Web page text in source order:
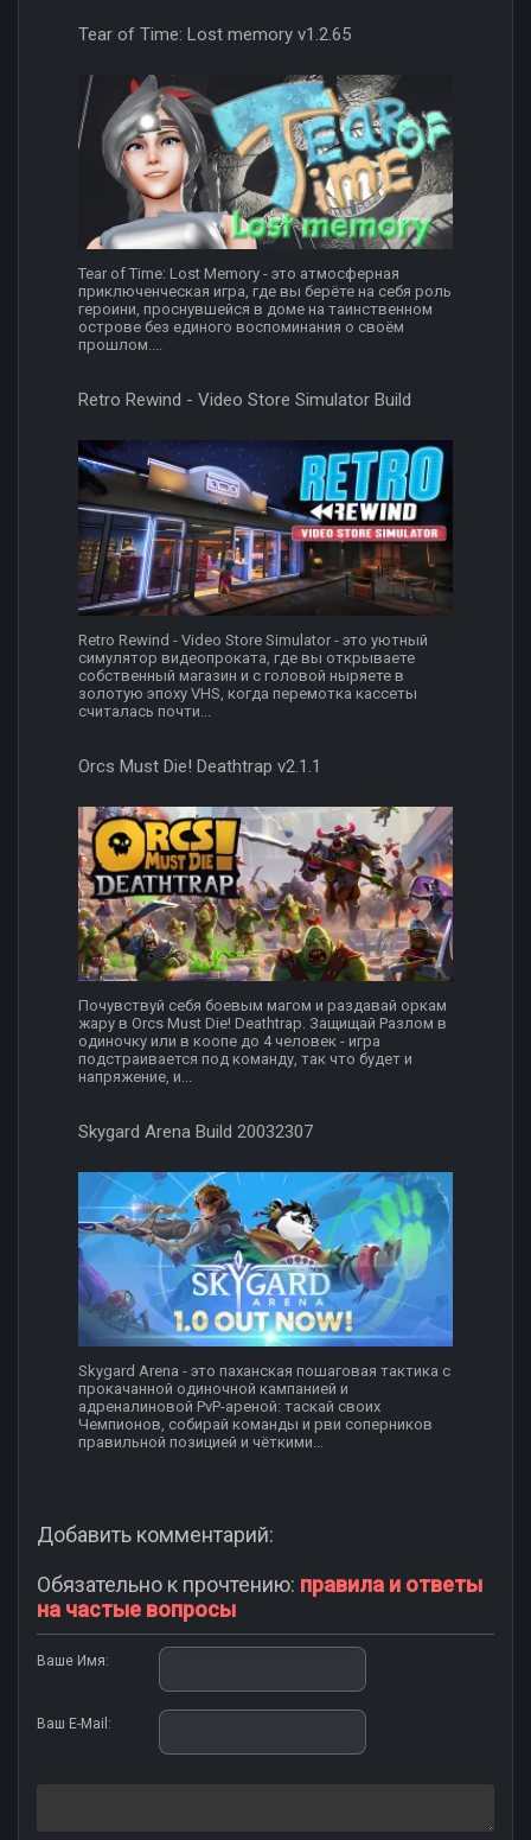
Tear of Time: Lost memory v1.2.65
Tear of Time: Lost Memory - это атмосферная
приключенческая игра, где вы берёте на себя роль
героини, проснувшейся в доме на таинственном
острове без единого воспоминания о своём
прошлом....
Retro Rewind - Video Store Simulator Build
Retro Rewind - Video Store Simulator - это уютный
симулятор видеопроката, где вы открываете
собственный магазин и с головой ныряете в
золотую эпоху VHS, когда перемотка кассеты
считалась почти...
Orcs Must Die! Deathtrap v2.1.1
Почувствуй себя боевым магом и раздавай оркам
жару в Orcs Must Die! Deathtrap. Защищай Разлом в
одиночку или в коопе до 4 человек - игра
подстраивается под команду, так что будет и
напряжение, и...
Skygard Arena Build 20032307
Skygard Arena - это паханская пошаговая тактика с
прокачанной одиночной кампанией и
адреналиновой PvP-ареной: таскай своих
Чемпионов, собирай команды и рви соперников
правильной позицией и чёткими...
Добавить комментарий:
Обязательно к прочтению: правила и ответы
на частые вопросы
Ваше Имя:
Ваш E-Mail: